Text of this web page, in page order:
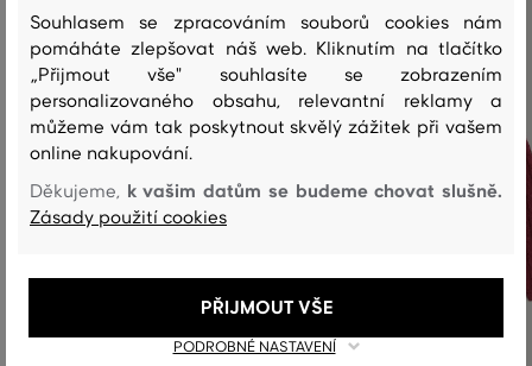
Souhlasem se zpracováním souborů cookies nám
pomáháte zlepšovat náš web. Kliknutím na tlačítko
„Přijmout vše" souhlasíte se zobrazením
personalizovaného obsahu, relevantní reklamy a
můžeme vám tak poskytnout skvělý zážitek při vašem
online nakupování.
Děkujeme, k vašim datům se budeme chovat slušně.
Zásady použití cookies
PODROBNÉ NASTAVENÍ
PŘIJMOUT VŠE